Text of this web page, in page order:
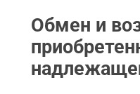
Обмен и